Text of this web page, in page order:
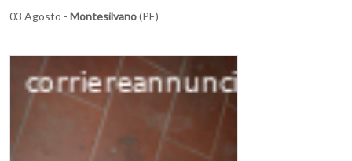
03 Agosto - Montesilvano(PE)